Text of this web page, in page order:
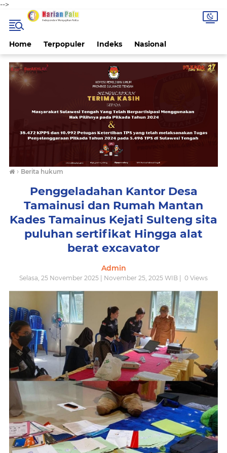
-->
Home Terpopuler Indeks Nasional
› Berita hukum
Penggeladahan Kantor Desa
Tamainusi dan Rumah Mantan
Kades Tamainus Kejati Sulteng sita
puluhan sertifikat Hingga alat
berat excavator
Admin
Selasa, 25 November 2025 | November 25, 2025 WIB | 0 Views